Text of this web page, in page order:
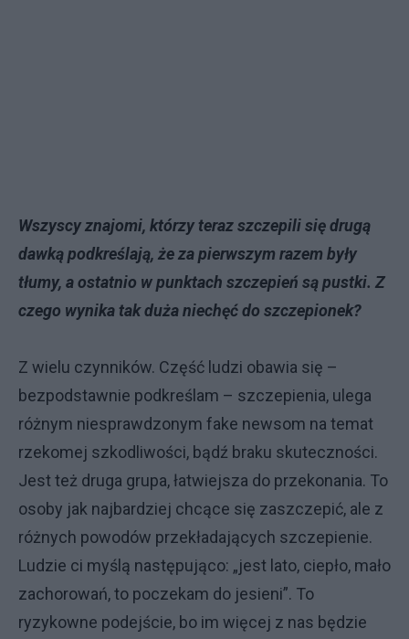
Wszyscy znajomi, którzy teraz szczepili się drugą
dawką podkreślają, że za pierwszym razem były
tłumy, a ostatnio w punktach szczepień są pustki. Z
czego wynika tak duża niechęć do szczepionek?
Z wielu czynników. Część ludzi obawia się –
bezpodstawnie podkreślam – szczepienia, ulega
różnym niesprawdzonym fake newsom na temat
rzekomej szkodliwości, bądź braku skuteczności.
Jest też druga grupa, łatwiejsza do przekonania. To
osoby jak najbardziej chcące się zaszczepić, ale z
różnych powodów przekładających szczepienie.
Ludzie ci myślą następująco: „jest lato, ciepło, mało
zachorowań, to poczekam do jesieni”. To
ryzykowne podejście, bo im więcej z nas będzie